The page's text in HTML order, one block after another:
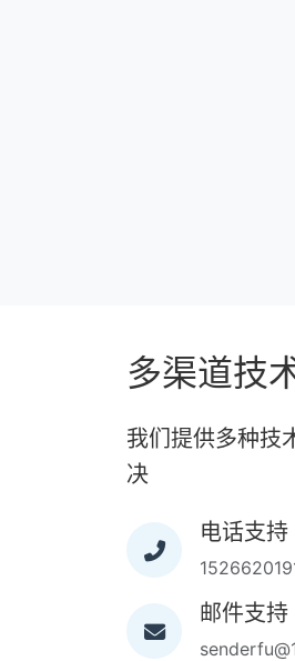
多渠道技
我们提供多种技
决
电话支持
邮件支持